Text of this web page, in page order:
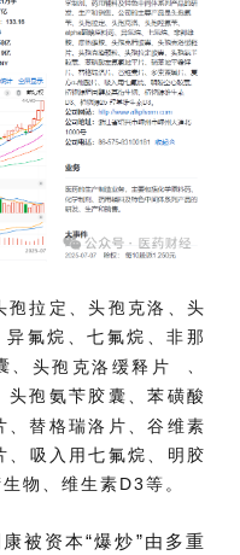
孢拉定、头孢克洛、头
氟烷、七氟烷、非那
、 头孢克洛缓释片
孢氨苄胶囊、苯磺酸
、替格瑞洛片、谷维素
、吸入用七氟烷、明胶
物、维生素D3等。
被资本“爆炒”由 多重